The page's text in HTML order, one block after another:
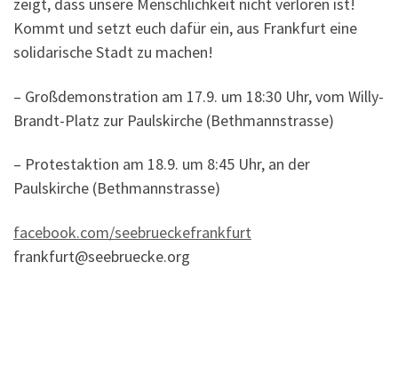
zeigt, dass unsere Menschlichkeit nicht verloren ist!
Kommt und setzt euch dafür ein, aus Frankfurt eine
solidarische Stadt zu machen!
– Großdemonstration am 17.9. um 18:30 Uhr, vom Willy-
Brandt-Platz zur Paulskirche (Bethmannstrasse)
– Protestaktion am 18.9. um 8:45 Uhr, an der
Paulskirche (Bethmannstrasse)
facebook.com/seebrueckefrankfurt
frankfurt@seebruecke.org